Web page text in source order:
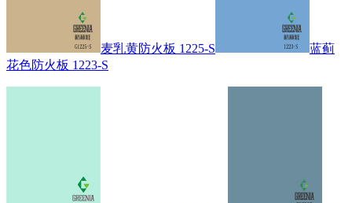
麦乳黄防火板 1225-S
蓝蓟
花色防火板 1223-S